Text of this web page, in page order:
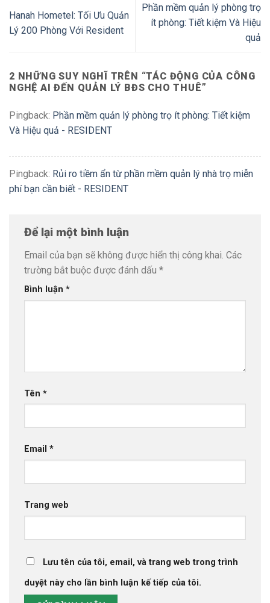
Hanah Hometel: Tối Ưu Quản
Lý 200 Phòng Với Resident
Phần mềm quản lý phòng trọ
ít phòng: Tiết kiệm Và Hiệu
quả
2 NHỮNG SUY NGHĨ TRÊN “TÁC ĐỘNG CỦA CÔNG
NGHỆ AI ĐẾN QUẢN LÝ BĐS CHO THUÊ”
Pingback: Phần mềm quản lý phòng trọ ít phòng: Tiết kiệm
Và Hiệu quả - RESIDENT
Pingback: Rủi ro tiềm ẩn từ phần mềm quản lý nhà trọ miễn
phí bạn cần biết - RESIDENT
Để lại một bình luận
Email của bạn sẽ không được hiển thị công khai. Các
trường bắt buộc được đánh dấu *
Bình luận *
Tên *
Email *
Trang web
Lưu tên của tôi, email, và trang web trong trình
duyệt này cho lần bình luận kế tiếp của tôi.